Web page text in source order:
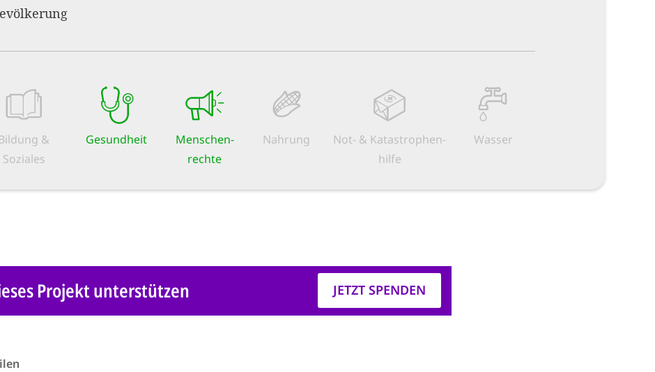
Bildung &
Soziales
Gesundheit
Menschen­
rechte
Nahrung
Not- & Kata­strophen­
hilfe
Wasser
Projekt unterstützen JETZT SPENDEN